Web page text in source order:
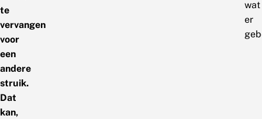
te
vervangen
voor
een
andere
struik.
Dat
kan,
wat
er